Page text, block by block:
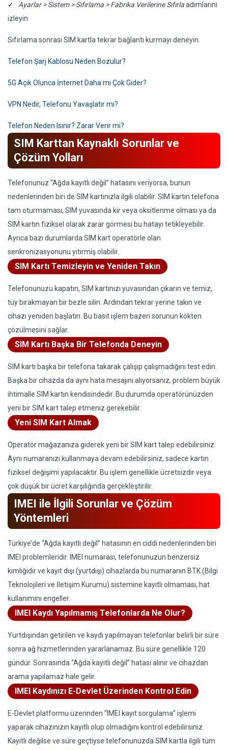
Ayarlar > Sistem > Sıfırlama > Fabrika Verilerine Sıfırlaadımlarını
izleyin
Sıfırlama sonrası SIM kartla tekrar bağlantı kurmayı deneyin.
Telefon Şarj Kablosu Neden Bozulur?
5G Açık Olunca İnternet Daha mı Çok Gider?
VPN Nedir, Telefonu Yavaşlatır mı?
Telefon Neden Isınır? Zarar Verir mi?
SIM Karttan Kaynaklı Sorunlar ve
Çözüm Yolları
Telefonunuz “Ağda kayıtlı değil” hatasını veriyorsa, bunun
nedenlerinden biri de SIM kartınızla ilgili olabilir. SIM kartın telefona
tam oturmaması, SIM yuvasında kir veya oksitlenme olması ya da
SIM kartın fiziksel olarak zarar görmesi bu hatayı tetikleyebilir.
Ayrıca bazı durumlarda SIM kart operatörle olan
senkronizasyonunu yitirmiş olabilir.
SIM Kartı Temizleyin ve Yeniden Takın
Telefonunuzu kapatın, SIM kartınızı yuvasından çıkarın ve temiz,
tüy bırakmayan bir bezle silin. Ardından tekrar yerine takın ve
cihazı yeniden başlatın. Bu basit işlem bazen sorunun kökten
çözülmesini sağlar.
SIM Kartı Başka Bir Telefonda Deneyin
SIM kartı başka bir telefona takarak çalışıp çalışmadığını test edin.
Başka bir cihazda da aynı hata mesajını alıyorsanız, problem büyük
ihtimalle SIM kartın kendisindedir. Bu durumda operatörünüzden
yeni bir SIM kart talep etmeniz gerekebilir.
Yeni SIM Kart Almak
Operatör mağazanıza giderek yeni bir SIM kart talep edebilirsiniz.
Aynı numaranızı kullanmaya devam edebilirsiniz, sadece kartın
fiziksel değişimi yapılacaktır. Bu işlem genellikle ücretsizdir veya
çok düşük bir ücret karşılığında gerçekleştirilir.
IMEI ile İlgili Sorunlar ve Çözüm
Yöntemleri
Türkiye’de “Ağda kayıtlı değil” hatasının en ciddi nedenlerinden biri
IMEI problemleridir. IMEI numarası, telefonunuzun benzersiz
kimliğidir ve kayıt dışı (yurtdışı) cihazlarda bu numaranın BTK (Bilgi
Teknolojileri ve İletişim Kurumu) sistemine kayıtlı olmaması, hat
kullanımını engeller.
IMEI Kaydı Yapılmamış Telefonlarda Ne Olur?
Yurtdışından getirilen ve kaydı yapılmayan telefonlar belirli bir süre
sonra ağ hizmetlerinden yararlanamaz. Bu süre genellikle 120
gündür. Sonrasında “Ağda kayıtlı değil” hatası alınır ve cihazdan
arama yapılamaz hale gelir.
IMEI Kaydınızı E-Devlet Üzerinden Kontrol Edin
E-Devlet platformu üzerinden “IMEI kayıt sorgulama” işlemi
yaparak cihazınızın kayıtlı olup olmadığını kontrol edebilirsiniz.
Kayıtlı değilse ve süre geçtiyse telefonunuzda SIM kartla ilgili tüm